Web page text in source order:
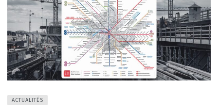
ACTUALITÉS